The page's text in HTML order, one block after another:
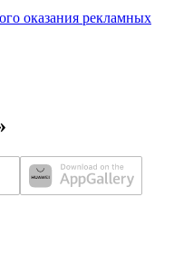
оказания рекламных